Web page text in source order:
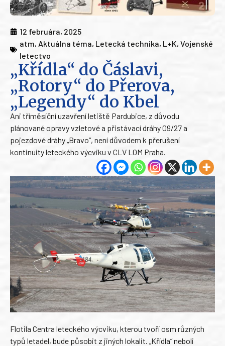
12 februára, 2025
atm, Aktuálna téma, Letecká technika, L+K, Vojenské
letectvo
„Křídla“ do Čáslavi,
„Rotory“ do Přerova,
„Legendy“ do Kbel
Ani tříměsíční uzavření letiště Pardubice, z důvodu
plánované opravy vzletové a přistávací dráhy 09/27 a
pojezdové dráhy „Bravo“, není důvodem k přerušení
kontinuity leteckého výcviku v CLV LOM Praha.
Flotila Centra leteckého výcviku, kterou tvoří osm různých
typů letadel, bude působit z jiných lokalit. „Křídla“ neboli